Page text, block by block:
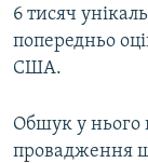
6 тисяч
попередньо
США.
Обшук у нього
провадження